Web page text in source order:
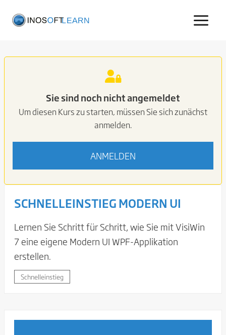
Inhalt
Sie sind noch nicht angemeldet
Um diesen Kurs zu starten, müssen Sie sich zunächst
anmelden.
ANMELDEN
SCHNELLEINSTIEG MODERN UI
Lernen Sie Schritt für Schritt, wie Sie mit VisiWin
7 eine eigene Modern UI WPF-Applikation
erstellen.
Schnelleinstieg